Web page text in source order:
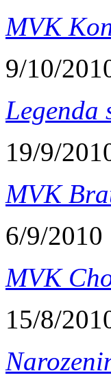
MVK
9/10/
Legenda
19/9/
MVK
6/9/2010
MVK
15/8/